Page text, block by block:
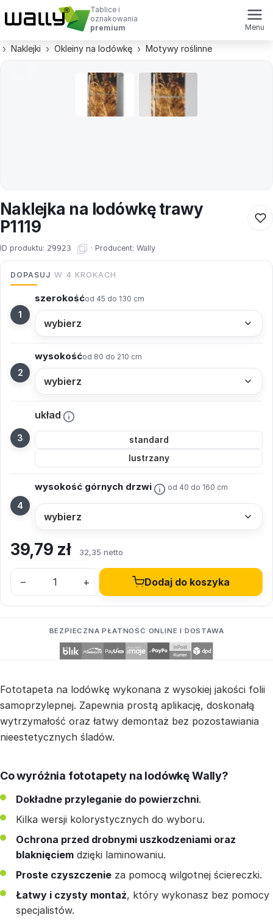
Tablice i
oznakowania
premium
Menu
Naklejki Okleiny na lodówkę Motywy roślinne
Naklejka na lodówkę trawy
P1119
ID produktu: 29923 · Producent: Wally
DOPASUJ W 4 KROKACH
szerokośćod 45 do 130 cm
wysokośćod 80 do 210 cm
układ
standard
lustrzany
wysokość górnych drzwi od 40 do 160 cm
39,79 zł 32,35 netto
– + Dodaj do koszyka
BEZPIECZNA PŁATNOŚĆ ONLINE I DOSTAWA
Fototapeta na lodówkę wykonana z wysokiej jakości folii
samoprzylepnej. Zapewnia prostą aplikację, doskonałą
wytrzymałość oraz łatwy demontaż bez pozostawiania
nieestetycznych śladów.
Co wyróżnia fototapety na lodówkę Wally?
Dokładne przyleganie do powierzchni.
Kilka wersji kolorystycznych do wyboru.
Ochrona przed drobnymi uszkodzeniami oraz
blaknięciem dzięki laminowaniu.
Proste czyszczenie za pomocą wilgotnej ściereczki.
Łatwy i czysty montaż, który wykonasz bez pomocy
specjalistów.